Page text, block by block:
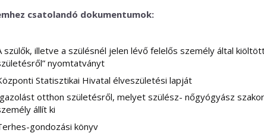
csatolandó dokumentumok:
szülők, illetve a szülésnél jelen lévő felelős személy által
nyomtatványt
Statisztikai Hivatal élveszületési lapját
otthon születésről, melyet szülész- nőgyógyász
állít ki
gondozási könyv